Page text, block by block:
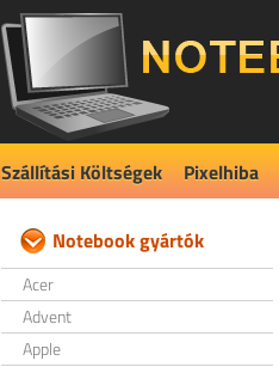
Szállítási Költségek Pixelhiba
Notebook gyártók
Acer
Advent
Apple